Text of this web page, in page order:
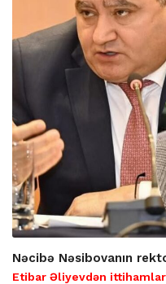
Nəcibə Nəsibovanın
Etibar Əliyevdən ittihamlar